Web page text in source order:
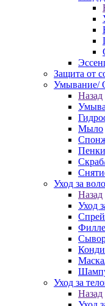
Защита от
Умывание/
Назад
Мыло
Уход за
Назад
Уход
Уход за
Назад